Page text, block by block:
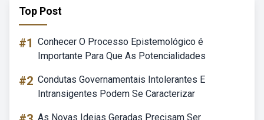
Top Post
#1 Conhecer O Processo Epistemológico é
Importante Para Que As Potencialidades
#2 Condutas Governamentais Intolerantes E
Intransigentes Podem Se Caracterizar
As Novas Ideias Geradas Precisam Ser